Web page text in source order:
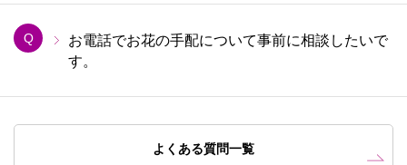
Q
お電話でお花の手配について事前に相談したいで
す。
よくある質問一覧